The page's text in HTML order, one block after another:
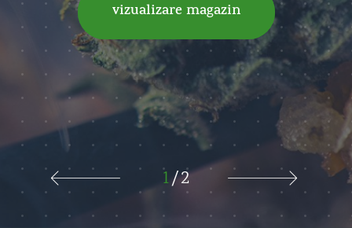
vizualizare magazin
1 2